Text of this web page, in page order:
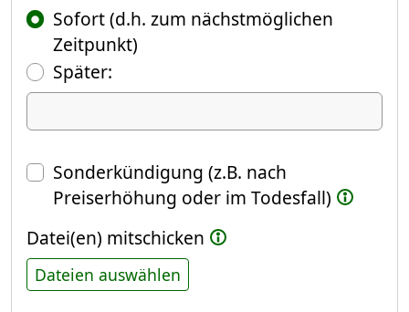
Sofort (d.h. zum nächstmöglichen
Zeitpunkt)
Später:(Fokus springt automatisch ins
Datum
Sonderkündigung (z.B. nach
Preiserhöhung oder im Todesfall)
Datei(en) mitschicken
Dateien auswählen